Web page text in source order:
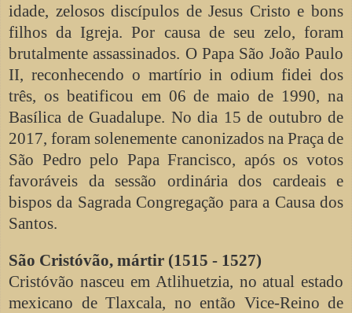
idade, zelosos discípulos de Jesus Cristo e bons
filhos da Igreja. Por causa de seu zelo, foram
brutalmente assassinados. O Papa São João Paulo
II, reconhecendo o martírio in odium fidei dos
três, os beatificou em 06 de maio de 1990, na
Basílica de Guadalupe. No dia 15 de outubro de
2017, foram solenemente canonizados na Praça de
São Pedro pelo Papa Francisco, após os votos
favoráveis da sessão ordinária dos cardeais e
bispos da Sagrada Congregação para a Causa dos
Santos.
São Cristóvão, mártir (1515 - 1527)
Cristóvão nasceu em Atlihuetzia, no atual estado
mexicano de Tlaxcala, no então Vice-Reino de